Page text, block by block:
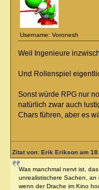
Username: Voronesh
Weil Ingenieure
Und Rollenspiel
Sonst würde RPG nur
natürlich zwar auch
Chars führen, aber es
Zitat von: Erik Erikson am
Was manchmal nervt ist,
unrealistischere Sachen, an
wenn der Drache im Kino